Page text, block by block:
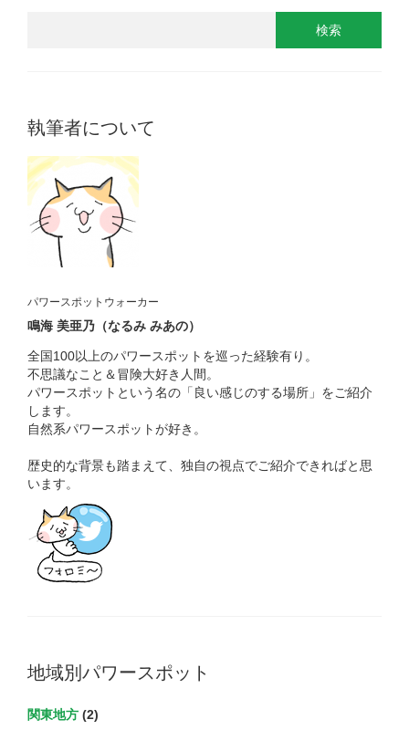
執筆者について
パワースポットウォーカー
鳴海 美亜乃（なるみ みあの）
全国100以上のパワースポットを巡った経験有り。
不思議なこと＆冒険大好き人間。
パワースポットという名の「良い感じのする場所」をご紹介
します。
自然系パワースポットが好き。
歴史的な背景も踏まえて、独自の視点でご紹介できればと思
います。
地域別パワースポット
関東地方 (2)